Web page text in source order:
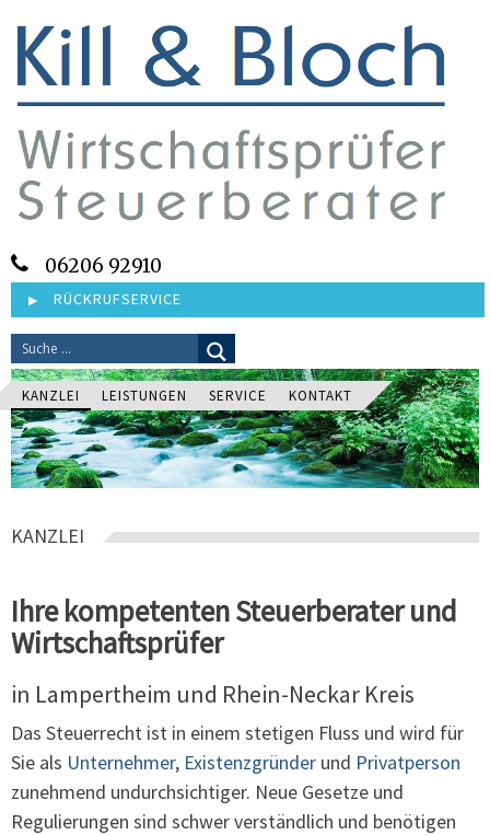
06206 92910
RÜCKRUFSERVICE
KANZLEI LEISTUNGEN SERVICE KONTAKT
KANZLEI
Ihre kompetenten Steuerberater und
Wirtschaftsprüfer
in Lampertheim und Rhein-Neckar Kreis
Das Steuerrecht ist in einem stetigen Fluss und wird für
Sie als Unternehmer, Existenzgründer und Privatperson
zunehmend undurchsichtiger. Neue Gesetze und
Regulierungen sind schwer verständlich und benötigen